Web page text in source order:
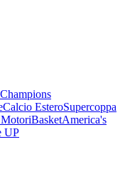
Champions
Calcio EsteroSupercoppa
BasketAmerica's
UP